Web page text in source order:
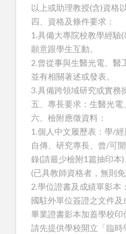
以上或助理教授(含)資格以
四、資格及條件要求：
1.具備大專院校教學經驗
願意跟學生互動。
2.曾從事與生醫光電、醫
並有相關著述或發表。
3.具備跨領域研究或實務
五、專長要求：生醫光電
六、檢附應徵資料：
1.個人中文履歷表：學/經
自傳、研究專長、曾/可
錄(請最少檢附1篇抽印本
(已具教師資格者，無則免)
2.學位證書及成績單影本
國駐外單位簽證之文件
畢業證書影本加蓋學校印
請先提供學校開立「臨